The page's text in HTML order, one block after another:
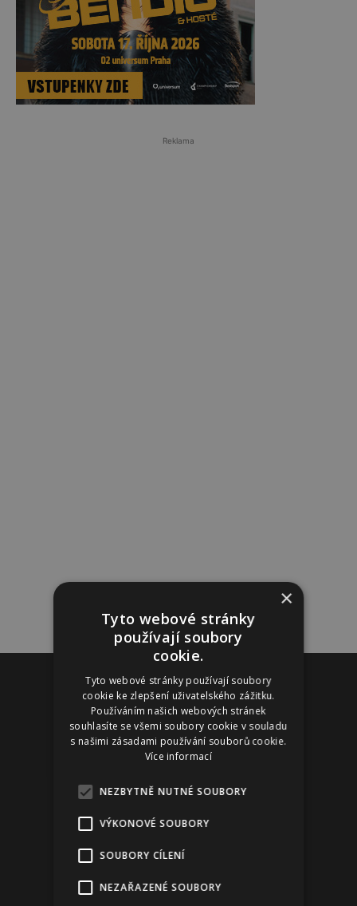
Reklama
×
Tyto webové stránky
používají soubory
cookie.
Tyto webové stránky používají soubory
cookie ke zlepšení uživatelského zážitku.
Používáním našich webových stránek
souhlasíte se všemi soubory cookie v souladu
s našimi zásadami používání souborů cookie.
Více informací
NEZBYTNĚ NUTNÉ SOUBORY
VÝKONOVÉ SOUBORY
SOUBORY CÍLENÍ
NEZAŘAZENÉ SOUBORY